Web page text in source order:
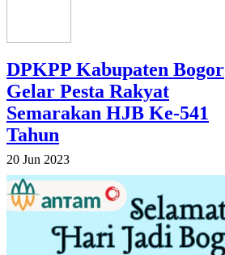
DPKPP Kabupaten Bogor
Gelar Pesta Rakyat
Semarakan HJB Ke-541
Tahun
20 Jun 2023